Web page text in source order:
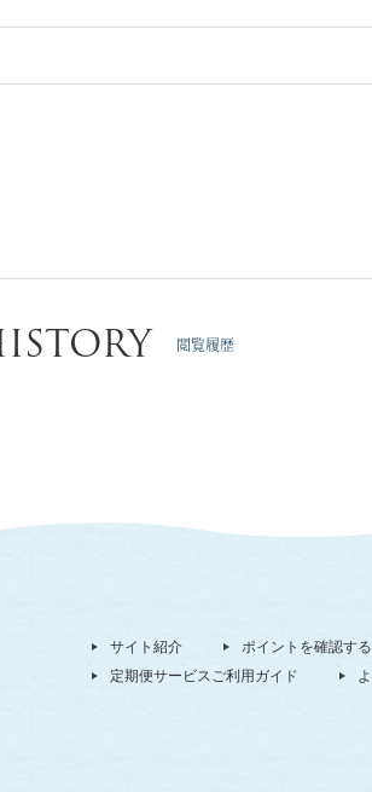
閲覧履歴
サイト紹介 ポイントを確認する
定期便サービスご利用ガイド